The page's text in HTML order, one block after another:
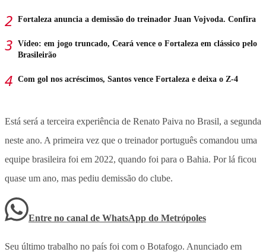
Fortaleza anuncia a demissão do treinador Juan Vojvoda. Confira
Vídeo: em jogo truncado, Ceará vence o Fortaleza em clássico pelo
Brasileirão
Com gol nos acréscimos, Santos vence Fortaleza e deixa o Z-4
Está será a terceira experiência de Renato Paiva no Brasil, a segunda
neste ano. A primeira vez que o treinador português comandou uma
equipe brasileira foi em 2022, quando foi para o Bahia. Por lá ficou
quase um ano, mas pediu demissão do clube.
Entre no canal de WhatsApp do Metrópoles
Seu último trabalho no país foi com o Botafogo. Anunciado em